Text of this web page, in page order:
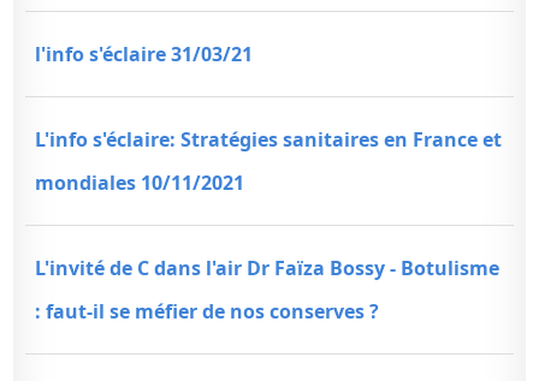
l'info s'éclaire 31/03/21
L'info s'éclaire: Stratégies sanitaires en France et
mondiales 10/11/2021
L'invité de C dans l'air Dr Faïza Bossy - Botulisme
: faut-il se méfier de nos conserves ?